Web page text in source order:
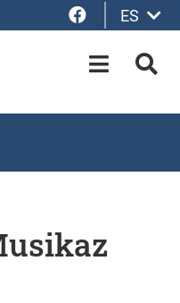
Facebook
ES
OPEN-